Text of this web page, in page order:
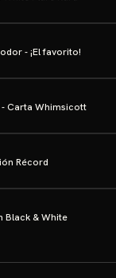
- ¡El favorito!
Carta Whimsicott
Récord
Black & White